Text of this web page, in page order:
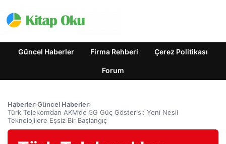
Güncel Haberler Firma Rehberi Çerez Politikası
Forum
Haberler›Güncel Haberler›
Türk Telekom’dan AKM’de 5G Güç Gösterisi: Yeni Nesil
Teknolojilere Eşsiz Bir Başlangıç